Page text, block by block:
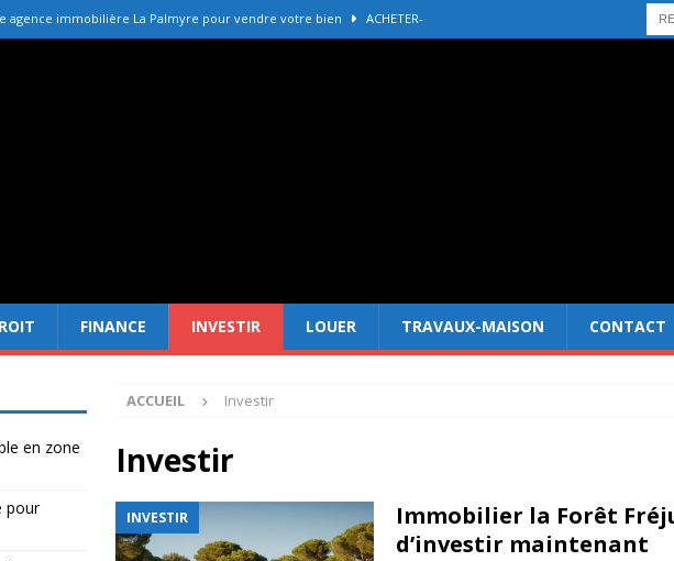
agence immobilière La Palmyre pour vendre votre bien ACHETER-
FINANCE INVESTIR LOUER TRAVAUX-MAISON CONTACT
ACCUEIL Investir
Investir
INVESTIR
Immobilier la Forêt
d’investir maintenant
en zone
pour